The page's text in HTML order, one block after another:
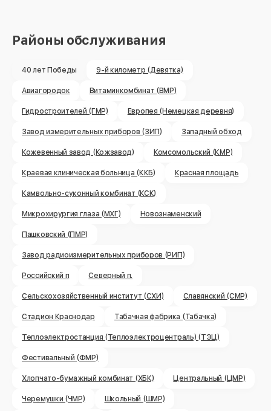
Районы обслуживания
40 лет Победы 9-й километр (Девятка)
Авиагородок Витаминкомбинат (ВМР)
Гидростроителей (ГМР) Европея (Немецкая деревня)
Завод измерительных приборов (ЗИП) Западный обход
Кожевенный завод (Кожзавод) Комсомольский (КМР)
Краевая клиническая больница (ККБ) Красная площадь
Камвольно-суконный комбинат (КСК)
Микрохирургия глаза (МХГ) Новознаменский
Пашковский (ПМР)
Завод радиоизмерительных приборов (РИП)
Российский п Северный п.
Сельскохозяйственный институт (СХИ) Славянский (СМР)
Стадион Краснодар Табачная фабрика (Табачка)
Теплоэлектростанция (Теплоэлектроцентраль) (ТЭЦ)
Фестивальный (ФМР)
Хлопчато-бумажный комбинат (ХБК) Центральный (ЦМР)
Черемушки (ЧМР) Школьный (ШМР)